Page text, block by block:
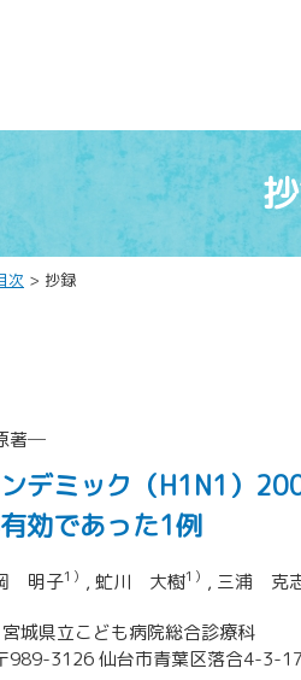
次 > 抄録
著─
デミック（H1N1）
効であった1例
明子1） , 虻川 大樹1） , 三浦 克
城県立こども病院総合診療科
989-3126 仙台市青葉区落合4-3-17